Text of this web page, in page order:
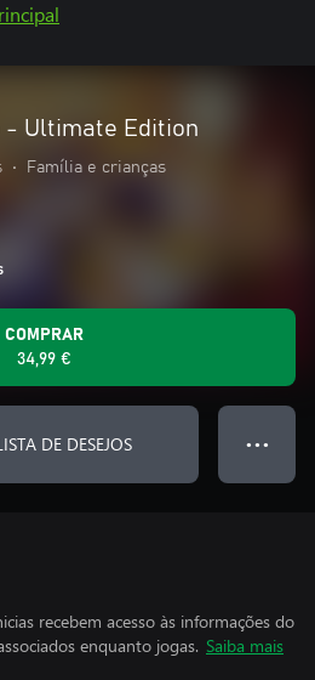
- Ultimate Edition
• Família e crianças
COMPRAR
34,99 €
DE DESEJOS ● ● ●
recebem acesso às informações do
enquanto jogas. Saiba mais